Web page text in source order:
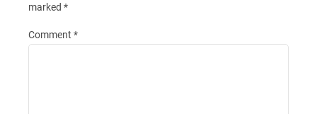
marked *
Comment *